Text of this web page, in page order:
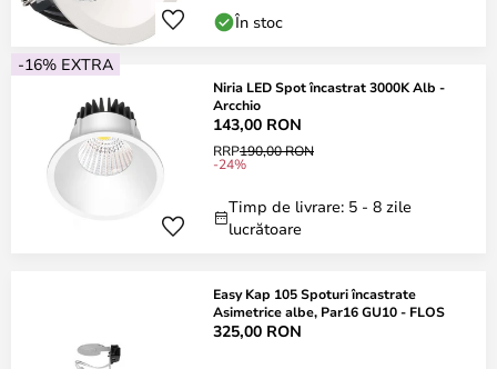
În stoc
-16% EXTRA
Niria LED Spot încastrat 3000K Alb -
Arcchio
143,00 RON
RRP190,00 RON
-24%
Timp de livrare: 5 - 8 zile
lucrătoare
Easy Kap 105 Spoturi încastrate
Asimetrice albe, Par16 GU10 - FLOS
325,00 RON